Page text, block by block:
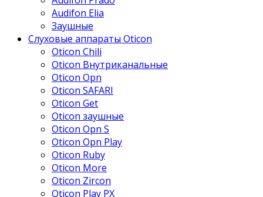
Audifon Elia
Заушные
Слуховые аппараты Oticon
Oticon Chili
Oticon Внутриканальные
Oticon Opn
Oticon SAFARI
Oticon Get
Oticon заушные
Oticon Opn S
Oticon Opn Play
Oticon Ruby
Oticon More
Oticon Zircon
Oticon Play PX